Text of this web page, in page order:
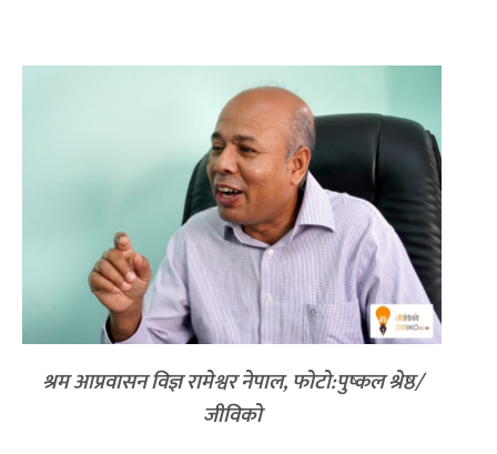
श्रम आप्रवासन विज्ञ रामेश्वर नेपाल, फोटो:पुष्कल श्रेष्ठ/
जीविको